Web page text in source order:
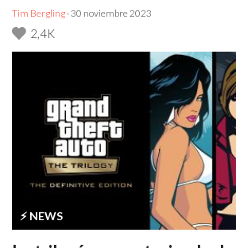
Tim Bergling · 30 noviembre 2023
2,4K
⚡️ NEWS